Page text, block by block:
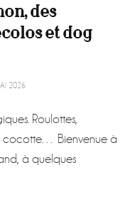
des
et dog
2026
Roulottes,
cocotte… Bienvenue à
à quelques